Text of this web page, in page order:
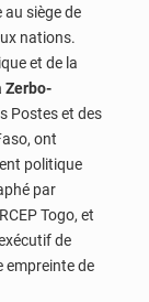
au siège de
nations.
et de la
Zerbo-
Postes et des
ont
politique
par
Togo, et
de
empreinte de